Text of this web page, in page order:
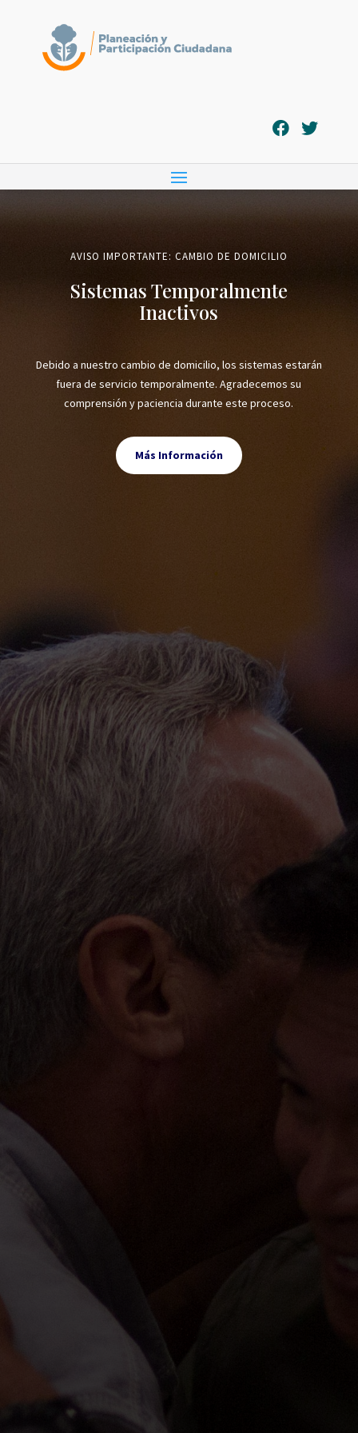
AVISO IMPORTANTE: CAMBIO DE DOMICILIO
Sistemas Temporalmente
Inactivos
Debido a nuestro cambio de domicilio, los sistemas estarán
fuera de servicio temporalmente. Agradecemos su
comprensión y paciencia durante este proceso.
Más Información